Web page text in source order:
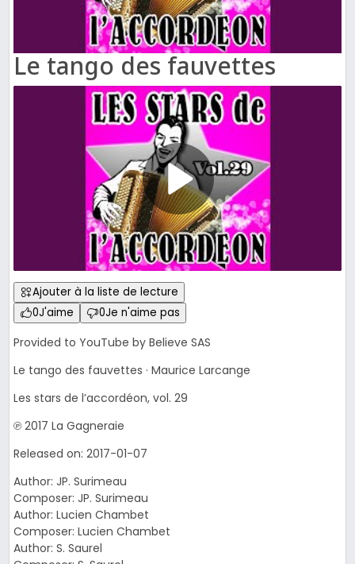
Le tango des fauvettes
Ajouter à la liste de lecture
0J'aime 0Je n'aime pas
Provided to YouTube by Believe SAS
Le tango des fauvettes · Maurice Larcange
Les stars de l’accordéon, vol. 29
℗ 2017 La Gagneraie
Released on: 2017-01-07
Author: JP. Surimeau
Composer: JP. Surimeau
Author: Lucien Chambet
Composer: Lucien Chambet
Author: S. Saurel